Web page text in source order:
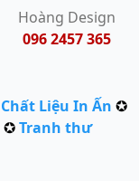
Hoàng Design
096 2457 365
Chất Liệu In Ấn ✪
✪Tranh thư